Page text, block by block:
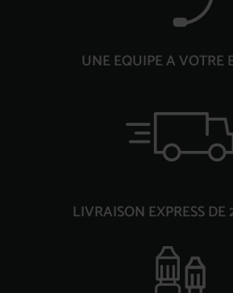
UNE EQUIPE A VOTRE
LIVRAISON EXPRESS